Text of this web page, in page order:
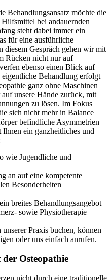
Behandlungsansatz möchte die
bei andauernden
steht dabei immer ein
für eine ausführliche
diesem Gespräch gehen wir mit
Rücken nicht nur auf
ebenso einen Blick auf
Behandlung erfolgt
ganz ohne Maschinen
unsere Hände zurück, mit
zu lösen. Im Fokus
sich nicht mehr in Balance
befindliche Asymmetrien
Ihnen ein ganzheitliches und
wie Jugendliche und
an auf eine kompetente
Besonderheiten
breites Behandlungsangebot
sowie Physiotherapie
Praxis buchen, können
oder uns einfach anrufen.
Osteopathie